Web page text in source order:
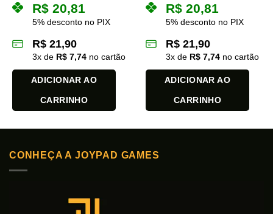
R$ 20,81
5% desconto no PIX
R$ 21,90
3x de R$ 7,74 no cartão
ADICIONAR AO
CARRINHO
R$ 20,81
5% desconto no PIX
R$ 21,90
3x de R$ 7,74 no cartão
ADICIONAR AO
CARRINHO
CONHEÇA A JOYPAD GAMES